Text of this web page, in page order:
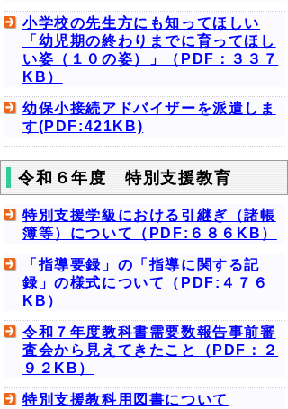
小学校の先生方にも知ってほしい
「幼児期の終わりまでに育ってほし
い姿（１０の姿）」（PDF：３３７
KB）
幼保小接続アドバイザーを派遣しま
す(PDF:421KB)
令和６年度 特別支援教育
特別支援学級における引継ぎ（諸帳
簿等）について（PDF:６８６KB）
「指導要録」の「指導に関する記
録」の様式について（PDF:４７６
KB）
令和７年度教科書需要数報告事前審
査会から見えてきたこと（PDF：２
９２KB）
特別支援教科用図書について